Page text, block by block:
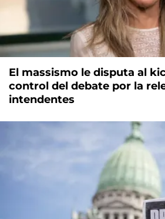
El massismo le disputa al
control del debate por la
intendentes